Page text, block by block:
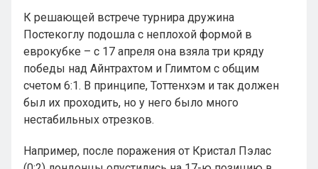
К решающей встрече турнира дружина
Постекоглу подошла с неплохой формой в
еврокубке – с 17 апреля она взяла три кряду
победы над Айнтрахтом и Глимтом с общим
счетом 6:1. В принципе, Тоттенхэм и так должен
был их проходить, но у него было много
нестабильных отрезков.
Например, после поражения от Кристал Пэлас